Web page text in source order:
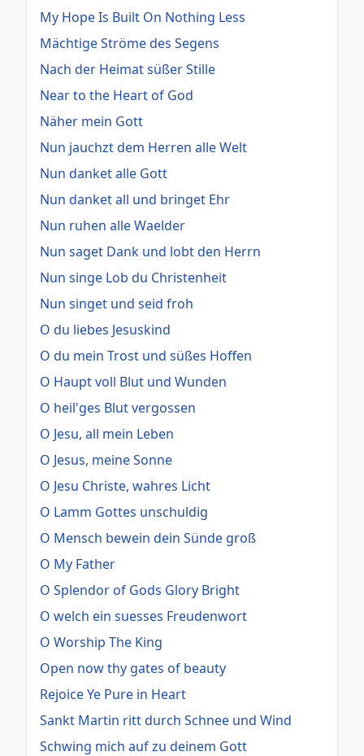
My Hope Is Built On Nothing Less
Mächtige Ströme des Segens
Nach der Heimat süßer Stille
Near to the Heart of God
Näher mein Gott
Nun jauchzt dem Herren alle Welt
Nun danket alle Gott
Nun danket all und bringet Ehr
Nun ruhen alle Waelder
Nun saget Dank und lobt den Herrn
Nun singe Lob du Christenheit
Nun singet und seid froh
O du liebes Jesuskind
O du mein Trost und süßes Hoffen
O Haupt voll Blut und Wunden
O heil'ges Blut vergossen
O Jesu, all mein Leben
O Jesus, meine Sonne
O Jesu Christe, wahres Licht
O Lamm Gottes unschuldig
O Mensch bewein dein Sünde groß
O My Father
O Splendor of Gods Glory Bright
O welch ein suesses Freudenwort
O Worship The King
Open now thy gates of beauty
Rejoice Ye Pure in Heart
Sankt Martin ritt durch Schnee und Wind
Schwing mich auf zu deinem Gott